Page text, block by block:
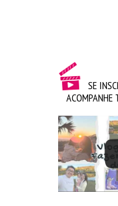
Espero muito que
cheio de fofura! Um
SE
ACOMPANHE